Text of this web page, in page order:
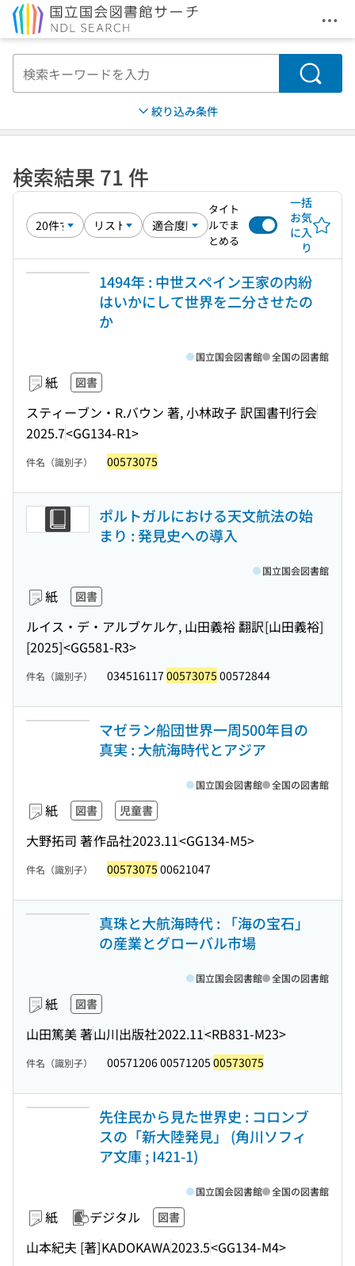
メ
検索
絞り込み条件
検索結果 71 件
タイト
ルでま
とめる
一括
お気
に入
り
1494年 : 中世スペイン王家の内紛
はいかにして世界を二分させたの
か
紙 図書
スティーブン・R.バウン 著, 小林政子 訳国書刊行会
2025.7<GG134-R1>
国立国会図書館 全国の図書館
件名（識別子） 00573075
ポルトガルにおける天文航法の始
まり : 発見史への導入
紙 図書
ルイス・デ・アルブケルケ, 山田義裕 翻訳[山田義裕]
[2025]<GG581-R3>
国立国会図書館
件名（識別子） 034516117 00573075 00572844
マゼラン船団世界一周500年目の
真実 : 大航海時代とアジア
紙 図書 児童書
大野拓司 著作品社2023.11<GG134-M5>
国立国会図書館 全国の図書館
件名（識別子） 00573075 00621047
真珠と大航海時代 : 「海の宝石」
の産業とグローバル市場
紙 図書
山田篤美 著山川出版社2022.11<RB831-M23>
国立国会図書館 全国の図書館
件名（識別子） 00571206 00571205 00573075
先住民から見た世界史 : コロンブ
スの「新大陸発見」 (角川ソフィ
ア文庫 ; I421-1)
紙 デジタル 図書
山本紀夫 [著]KADOKAWA2023.5<GG134-M4>
国立国会図書館 全国の図書館